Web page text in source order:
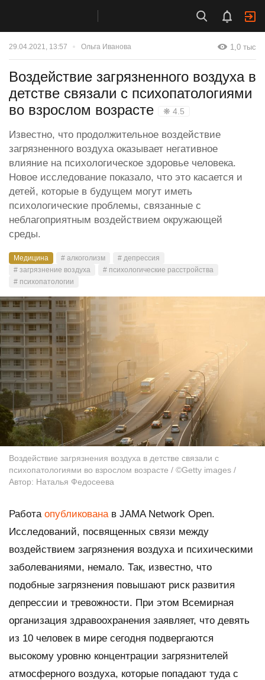
29.04.2021, 13:57 Ольга Иванова 1,0 тыс
Воздействие загрязненного воздуха в
детстве связали с психопатологиями
во взрослом возрасте
❋ 4.5
Известно, что продолжительное воздействие
загрязненного воздуха оказывает негативное
влияние на психологическое здоровье человека.
Новое исследование показало, что это касается и
детей, которые в будущем могут иметь
психологические проблемы, связанные с
неблагоприятным воздействием окружающей
среды.
Медицина # алкоголизм
# депрессия
# загрязнение воздуха
# психологические расстройства
# психопатологии
Воздействие загрязнения воздуха в детстве связали с
психопатологиями во взрослом возрасте / ©Getty images /
Автор: Наталья Федосеева
Работа опубликована в JAMA Network Open.
Исследований, посвященных связи между
воздействием загрязнения воздуха и психическими
заболеваниями, немало. Так, известно, что
подобные загрязнения повышают риск развития
депрессии и тревожности. При этом Всемирная
организация здравоохранения заявляет, что девять
из 10 человек в мире сегодня подвергаются
высокому уровню концентрации загрязнителей
атмосферного воздуха, которые попадают туда с